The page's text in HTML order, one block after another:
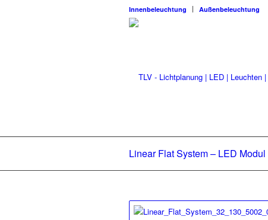
Innenbeleuchtung Außenbeleuchtung
Linear Flat System – LED